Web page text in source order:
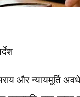
और न्यायमूर्ति